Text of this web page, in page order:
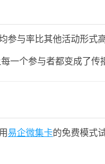
与率比其他活动形式
一个参与者都变成了传
易企微集卡的免费模式